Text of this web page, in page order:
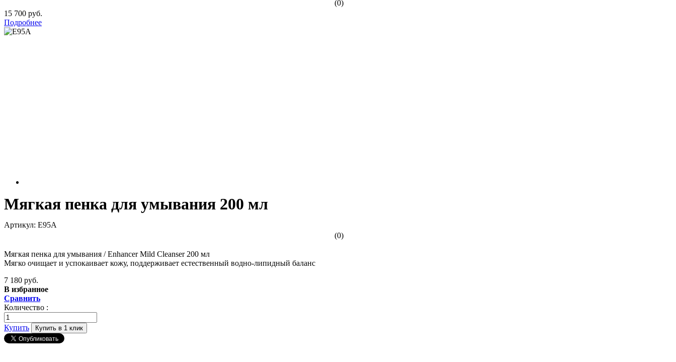
(0)
15 700 руб.
Подробнее
Мягкая пенка для умывания 200 мл
Артикул: E95A
(0)
Мягкая пенка для умывания / Enhancer Mild Cleanser 200 мл
Мягко очищает и успокаивает кожу, поддерживает естественный водно-липидный баланс
7 180 руб.
В избранное
Сравнить
Количество :
Купить Купить в 1 клик